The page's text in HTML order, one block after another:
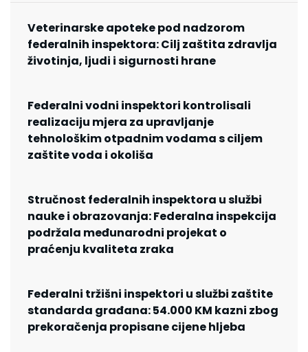
Veterinarske apoteke pod nadzorom
federalnih inspektora: Cilj zaštita zdravlja
životinja, ljudi i sigurnosti hrane
Federalni vodni inspektori kontrolisali
realizaciju mjera za upravljanje
tehnološkim otpadnim vodama s ciljem
zaštite voda i okoliša
Stručnost federalnih inspektora u službi
nauke i obrazovanja: Federalna inspekcija
podržala međunarodni projekat o
praćenju kvaliteta zraka
Federalni tržišni inspektori u službi zaštite
standarda građana: 54.000 KM kazni zbog
prekoračenja propisane cijene hljeba